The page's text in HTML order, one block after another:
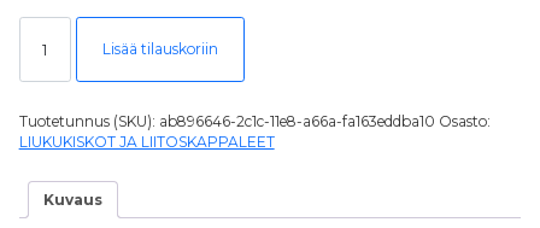
Helaform, liitoskappale LKU-300/500/200mm määrä
Lisää tilauskoriin
Tuotetunnus (SKU): ab896646-2c1c-11e8-a66a-fa163eddba10 Osasto:
LIUKUKISKOT JA LIITOSKAPPALEET
Kuvaus